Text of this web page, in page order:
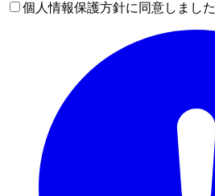
個人情報保護方針に同意しました